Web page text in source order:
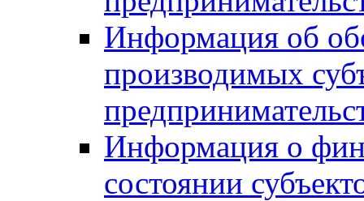
Информация об
производимых
Информация о
состоянии